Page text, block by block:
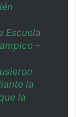
Escuela
–
la
la